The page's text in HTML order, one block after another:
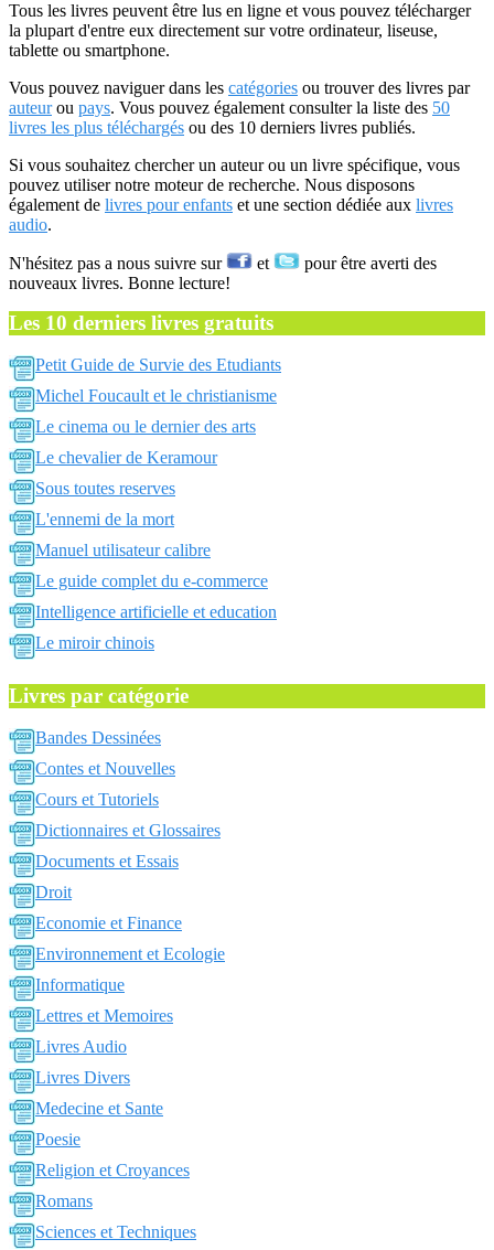
Tous les livres peuvent être lus en ligne et vous pouvez télécharger
la plupart d'entre eux directement sur votre ordinateur, liseuse,
tablette ou smartphone.
Vous pouvez naviguer dans les catégories ou trouver des livres par
auteurou pays. Vous pouvez également consulter la liste des 50
livres les plus téléchargés ou des 10 derniers livres publiés.
Si vous souhaitez chercher un auteur ou un livre spécifique, vous
pouvez utiliser notre moteur de recherche. Nous disposons
également de livres pour enfants et une section dédiée aux livres
audio.
N'hésitez pas a nous suivre sur et
pour être averti des
nouveaux livres. Bonne lecture!
Les 10 derniers livres gratuits
Petit Guide de Survie des Etudiants
Michel Foucault et le christianisme
Le cinema ou le dernier des arts
Le chevalier de Keramour
Sous toutes reserves
L'ennemi de la mort
Manuel utilisateur calibre
Le guide complet du e-commerce
Intelligence artificielle et education
Le miroir chinois
Livres par catégorie
Bandes Dessinées
Contes et Nouvelles
Cours et Tutoriels
Dictionnaires et Glossaires
Documents et Essais
Droit
Economie et Finance
Environnement et Ecologie
Informatique
Lettres et Memoires
Livres Audio
Livres Divers
Medecine et Sante
Poesie
Religion et Croyances
Romans
Sciences et Techniques